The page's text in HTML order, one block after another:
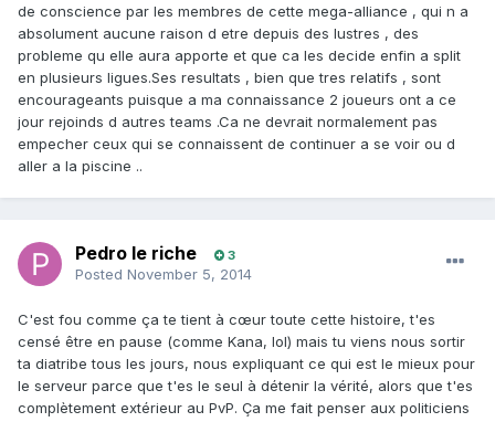
de conscience par les membres de cette mega-alliance , qui n a
absolument aucune raison d etre depuis des lustres , des
probleme qu elle aura apporte et que ca les decide enfin a split
en plusieurs ligues.Ses resultats , bien que tres relatifs , sont
encourageants puisque a ma connaissance 2 joueurs ont a ce
jour rejoinds d autres teams .Ca ne devrait normalement pas
empecher ceux qui se connaissent de continuer a se voir ou d
aller a la piscine ..
Pedro le riche 3
Posted November 5, 2014
C'est fou comme ça te tient à cœur toute cette histoire, t'es
censé être en pause (comme Kana, lol) mais tu viens nous sortir
ta diatribe tous les jours, nous expliquant ce qui est le mieux pour
le serveur parce que t'es le seul à détenir la vérité, alors que t'es
complètement extérieur au PvP. Ça me fait penser aux politiciens